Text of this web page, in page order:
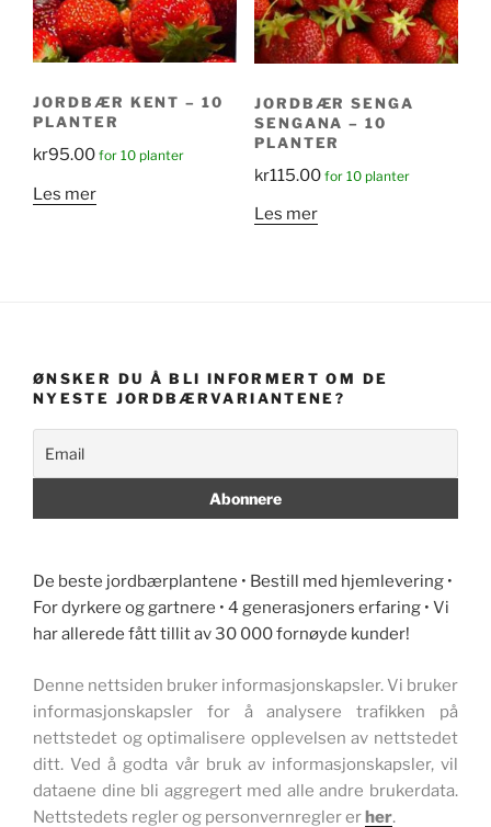
JORDBÆR KENT – 10
PLANTER
kr95.00 for 10 planter
Les mer
JORDBÆR SENGA
SENGANA – 10
PLANTER
kr115.00 for 10 planter
Les mer
ØNSKER DU Å BLI INFORMERT OM DE
NYESTE JORDBÆRVARIANTENE?
De beste jordbærplantene • Bestill med hjemlevering •
For dyrkere og gartnere • 4 generasjoners erfaring • Vi
har allerede fått tillit av 30 000 fornøyde kunder!
Denne nettsiden bruker informasjonskapsler. Vi bruker
informasjonskapsler for å analysere trafikken på
nettstedet og optimalisere opplevelsen av nettstedet
ditt. Ved å godta vår bruk av informasjonskapsler, vil
dataene dine bli aggregert med alle andre brukerdata.
Nettstedets regler og personvernregler erher.